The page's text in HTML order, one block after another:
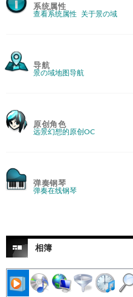
系统属性
查看系统属性 关于景の域
导航
景の域地图导航
原创角色
远景幻想的原创OC
弹奏钢琴
弹奏在线钢琴
相簿